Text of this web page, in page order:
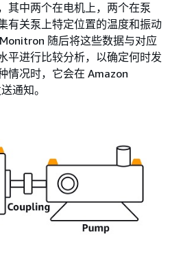
其中两个在电机上，两个在泵
有关泵上特定位置的温度和振动
随后将这些数据与对应
平进行比较分析，以确定何时发
情况时，它会在 Amazon
通知。